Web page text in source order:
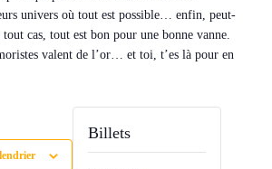
univers où tout est possible… enfin, peut-
cas, tout est bon pour une bonne vanne.
valent de l’or… et toi, t’es là pour en
Billets